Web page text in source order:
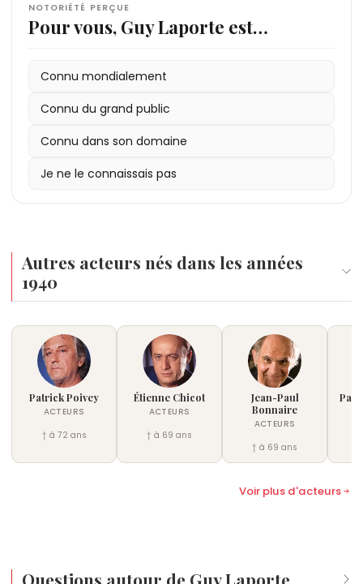
NOTORIÉTÉ PERÇUE
Pour vous, Guy Laporte est…
Connu mondialement
Connu du grand public
Connu dans son domaine
Je ne le connaissais pas
Autres acteurs nés dans les années
1940
Patrick Poivey
ACTEURS
† à 72 ans
Étienne Chicot
ACTEURS
† à 69 ans
Jean-Paul
Bonnaire
ACTEURS
† à 69 ans
Voir plus d'acteurs
Questions autour de Guy Laporte